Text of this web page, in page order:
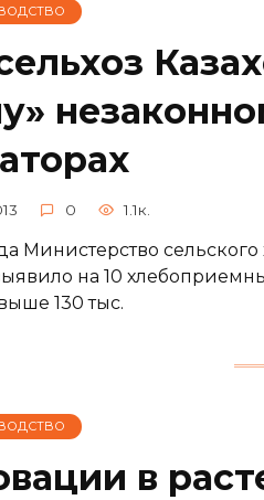
0 1.1к.
Министерство
на 10
130 тыс.
в